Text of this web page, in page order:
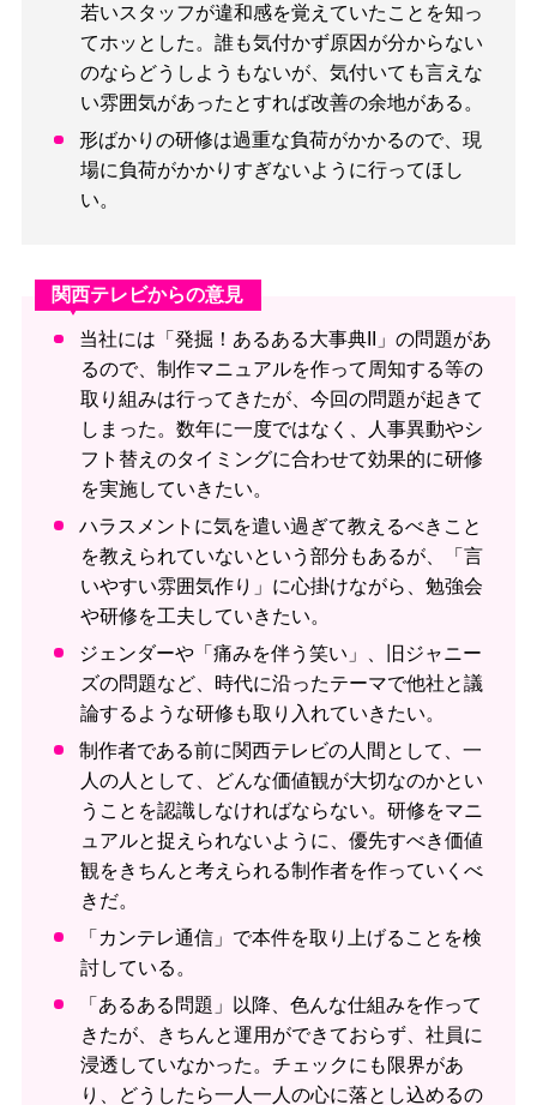
若いスタッフが違和感を覚えていたことを知っ
てホッとした。誰も気付かず原因が分からない
のならどうしようもないが、気付いても言えな
い雰囲気があったとすれば改善の余地がある。
形ばかりの研修は過重な負荷がかかるので、現
場に負荷がかかりすぎないように行ってほし
い。
関西テレビからの意見
当社には「発掘！あるある大事典II」の問題があ
るので、制作マニュアルを作って周知する等の
取り組みは行ってきたが、今回の問題が起きて
しまった。数年に一度ではなく、人事異動やシ
フト替えのタイミングに合わせて効果的に研修
を実施していきたい。
ハラスメントに気を遣い過ぎて教えるべきこと
を教えられていないという部分もあるが、「言
いやすい雰囲気作り」に心掛けながら、勉強会
や研修を工夫していきたい。
ジェンダーや「痛みを伴う笑い」、旧ジャニー
ズの問題など、時代に沿ったテーマで他社と議
論するような研修も取り入れていきたい。
制作者である前に関西テレビの人間として、一
人の人として、どんな価値観が大切なのかとい
うことを認識しなければならない。研修をマニ
ュアルと捉えられないように、優先すべき価値
観をきちんと考えられる制作者を作っていくべ
きだ。
「カンテレ通信」で本件を取り上げることを検
討している。
「あるある問題」以降、色んな仕組みを作って
きたが、きちんと運用ができておらず、社員に
浸透していなかった。チェックにも限界があ
り、どうしたら一人一人の心に落とし込めるの